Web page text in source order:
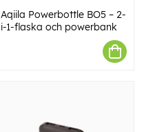
Aqiila Powerbottle BO5 – 2-
i-1-flaska och powerbank